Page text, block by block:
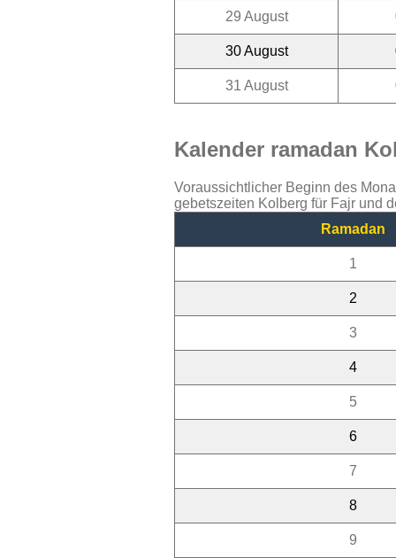
29 August
30 August
31 August
Kalender ramadan
Voraussichtlicher Beginn des
gebetszeiten Kolberg für Fajr und
Ramadan
1
2
3
4
5
6
7
8
9